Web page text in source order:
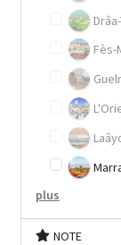
Fès-
plus
NOTE